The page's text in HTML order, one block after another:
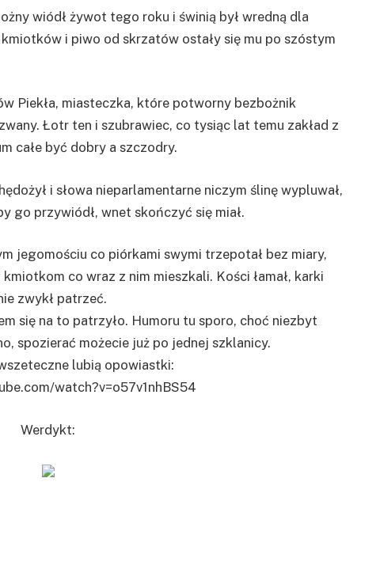
wiódł żywot tego roku i świnią był wredną dla
i piwo od skrzatów ostały się mu po szóstym
Piekła, miasteczka, które potworny bezbożnik
Łotr ten i szubrawiec, co tysiąc lat temu zakład z
całe być dobry a szczodry.
i słowa nieparlamentarne niczym ślinę wypluwał,
go przywiódł, wnet skończyć się miał.
jegomościu co piórkami swymi trzepotał bez miary,
co wraz z nim mieszkali. Kości łamał, karki
zwykł patrzeć.
się na to patrzyło. Humoru tu sporo, choć niezbyt
spozierać możecie już po jednej szklanicy.
lubią opowiastki:
watch?v=o57v1nhBS54
Werdykt: